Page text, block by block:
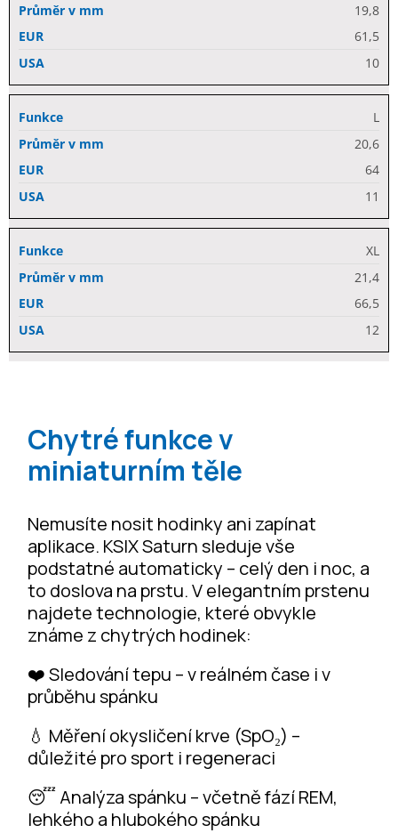
19,8
61,5
10
L
20,6
64
11
XL
21,4
66,5
12
Chytré funkce v
miniaturním těle
Nemusíte nosit hodinky ani zapínat
aplikace. KSIX Saturn sleduje vše
podstatné automaticky – celý den i noc, a
to doslova na prstu. V elegantním prstenu
najdete technologie, které obvykle
známe z chytrých hodinek:
❤️ Sledování tepu – v reálném čase i v
průběhu spánku
💧 Měření okysličení krve (SpO₂) –
důležité pro sport i regeneraci
😴 Analýza spánku – včetně fází REM,
lehkého a hlubokého spánku